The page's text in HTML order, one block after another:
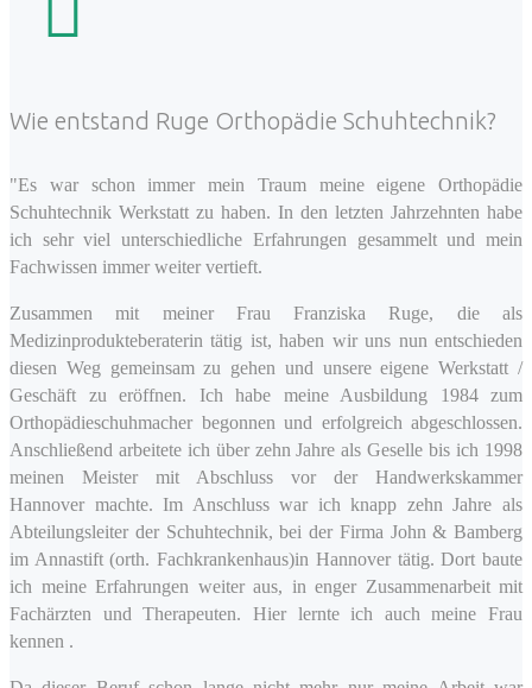
Wie entstand Ruge Orthopädie Schuhtechnik?
"Es war schon immer mein Traum meine eigene Orthopädie
Schuhtechnik Werkstatt zu haben. In den letzten Jahrzehnten habe
ich sehr viel unterschiedliche Erfahrungen gesammelt und mein
Fachwissen immer weiter vertieft.
Zusammen mit meiner Frau Franziska Ruge, die als
Medizinprodukteberaterin tätig ist, haben wir uns nun entschieden
diesen Weg gemeinsam zu gehen und unsere eigene Werkstatt /
Geschäft zu eröffnen. Ich habe meine Ausbildung 1984 zum
Orthopädieschuhmacher begonnen und erfolgreich abgeschlossen.
Anschließend arbeitete ich über zehn Jahre als Geselle bis ich 1998
meinen Meister mit Abschluss vor der Handwerkskammer
Hannover machte. Im Anschluss war ich knapp zehn Jahre als
Abteilungsleiter der Schuhtechnik, bei der Firma John & Bamberg
im Annastift (orth. Fachkrankenhaus)in Hannover tätig. Dort baute
ich meine Erfahrungen weiter aus, in enger Zusammenarbeit mit
Fachärzten und Therapeuten. Hier lernte ich auch meine Frau
kennen .